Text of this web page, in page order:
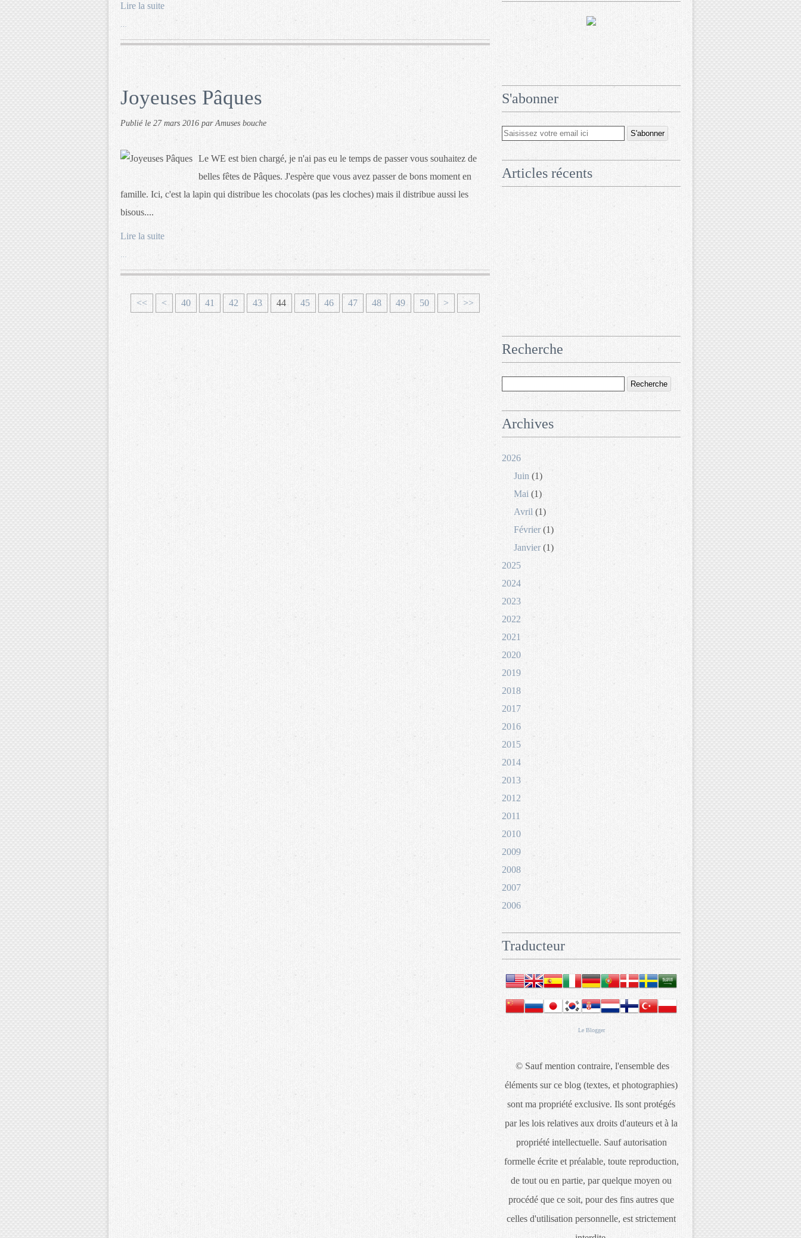
Lire la suite
Joyeuses Pâques
Publié le 27 mars 2016 par Amuses bouche
Le WE est bien chargé, je n'ai pas eu le temps de passer vous souhaitez de
belles fêtes de Pâques. J'espère que vous avez passer de bons moment en
famille. Ici, c'est la lapin qui distribue les chocolats (pas les cloches) mais il distribue aussi les
bisous....
Lire la suite
<< <
1
2
3
40 41 42 43 44 45 46 47 48 49 50
6
7
8
9
1
> >>
S'abonner
Articles récents
Recherche
Archives
2026
Juin (1)
Mai (1)
Avril (1)
Février(1)
Janvier (1)
2025
2024
2023
2022
2021
2020
2019
2018
2017
2016
2015
2014
2013
2012
2011
2010
2009
2008
2007
2006
Traducteur
Le Blogger
© Sauf mention contraire, l'ensemble des
éléments sur ce blog (textes, et photographies)
sont ma propriété exclusive. Ils sont protégés
par les lois relatives aux droits d'auteurs et à la
propriété intellectuelle. Sauf autorisation
formelle écrite et préalable, toute reproduction,
de tout ou en partie, par quelque moyen ou
procédé que ce soit, pour des fins autres que
celles d'utilisation personnelle, est strictement